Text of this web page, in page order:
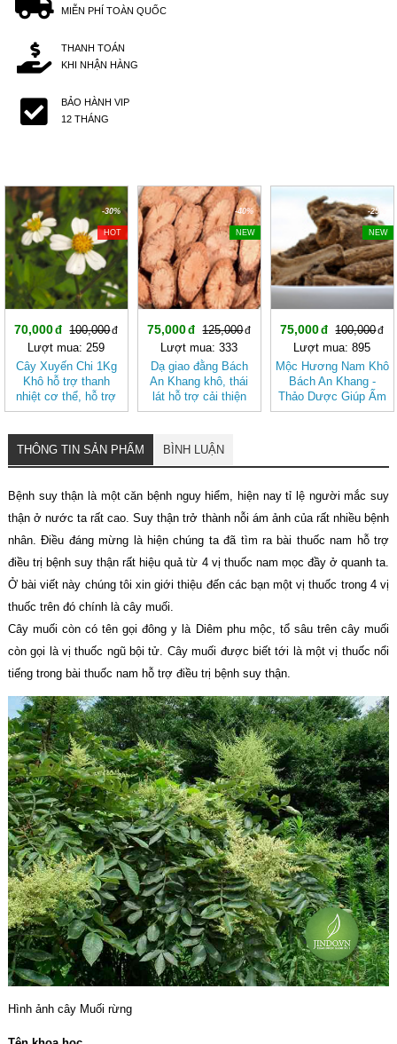
MIỄN PHÍ TOÀN QUỐC
THANH TOÁN
KHI NHẬN HÀNG
BẢO HÀNH VIP
12 THÁNG
-30%
HOT
70,000
100,000
Lượt mua: 259
Cây Xuyến Chi 1Kg
Khô hỗ trợ thanh
nhiệt cơ thể, hỗ trợ
tiêu hóa BÁCH AN
-40%
NEW
75,000
125,000
Lượt mua: 333
Dạ giao đằng Bách
An Khang khô, thái
lát hỗ trợ cải thiện
giấc ngủ
-25%
NEW
75,000
100,000
Lượt mua: 895
Mộc Hương Nam Khô
Bách An Khang -
Thảo Dược Giúp Ấm
Bụng, Hành Khí,
THÔNG TIN SẢN PHẨM
BÌNH LUẬN
Bệnh suy thận là một căn bệnh nguy hiểm, hiện nay tỉ lệ người mắc suy
thận ở nước ta rất cao. Suy thận trở thành nỗi ám ảnh của rất nhiều bệnh
nhân. Điều đáng mừng là hiện chúng ta đã tìm ra bài thuốc nam hỗ trợ
điều trị bệnh suy thận rất hiệu quả từ 4 vị thuốc nam mọc đầy ở quanh ta.
Ở bài viết này chúng tôi xin giới thiệu đến các bạn một vị thuốc trong 4 vị
thuốc trên đó chính là cây muối.
Cây muối còn có tên gọi đông y là Diêm phu mộc, tổ sâu trên cây muối
còn gọi là vị thuốc ngũ bội tử. Cây muối được biết tới là một vị thuốc nổi
tiếng trong bài thuốc nam hỗ trợ điều trị bệnh suy thận.
Hình ảnh cây Muối rừng